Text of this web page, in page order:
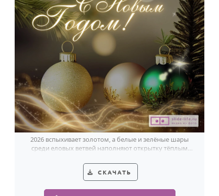
2026 вспыхивает золотом, а белые и зелёные шары
среди еловых ветвей наполняют открытку тёплым
СКАЧАТЬ